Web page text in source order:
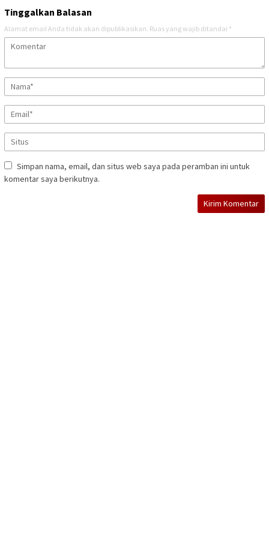
Tinggalkan Balasan
Alamat email Anda tidak akan dipublikasikan. Ruas yang wajib ditandai *
Simpan nama, email, dan situs web saya pada peramban ini untuk
komentar saya berikutnya.